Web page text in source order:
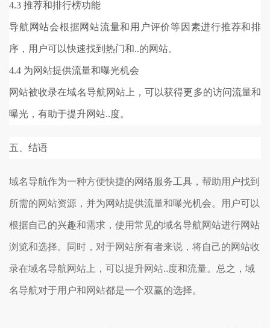
4.3 推荐和排行榜功能
导航网站会根据网站流量和用户评价等因素进行推荐和排
序，用户可以快速找到热门和..的网站。
4.4 为网站提供流量和曝光机会
网站被收录在域名导航网站上，可以获得更多的访问流量和
曝光，有助于提升网站..度。
五、结语
域名导航作为一种方便快捷的网络服务工具，帮助用户找到
所需的网站资源，并为网站提供流量和曝光机会。用户可以
根据自己的兴趣和需求，使用常见的域名导航网站进行网站
浏览和选择。同时，对于网站所有者来说，将自己的网站收
录在域名导航网站上，可以提升网站..度和流量。总之，域
名导航对于用户和网站都是一个双赢的选择。